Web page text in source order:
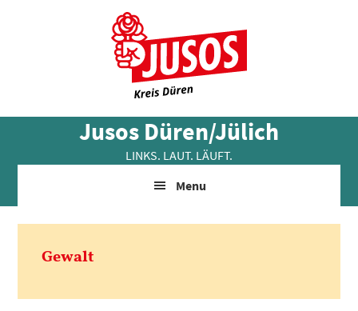
Jusos Düren/Jülich
LINKS. LAUT. LÄUFT.
Menu
Gewalt